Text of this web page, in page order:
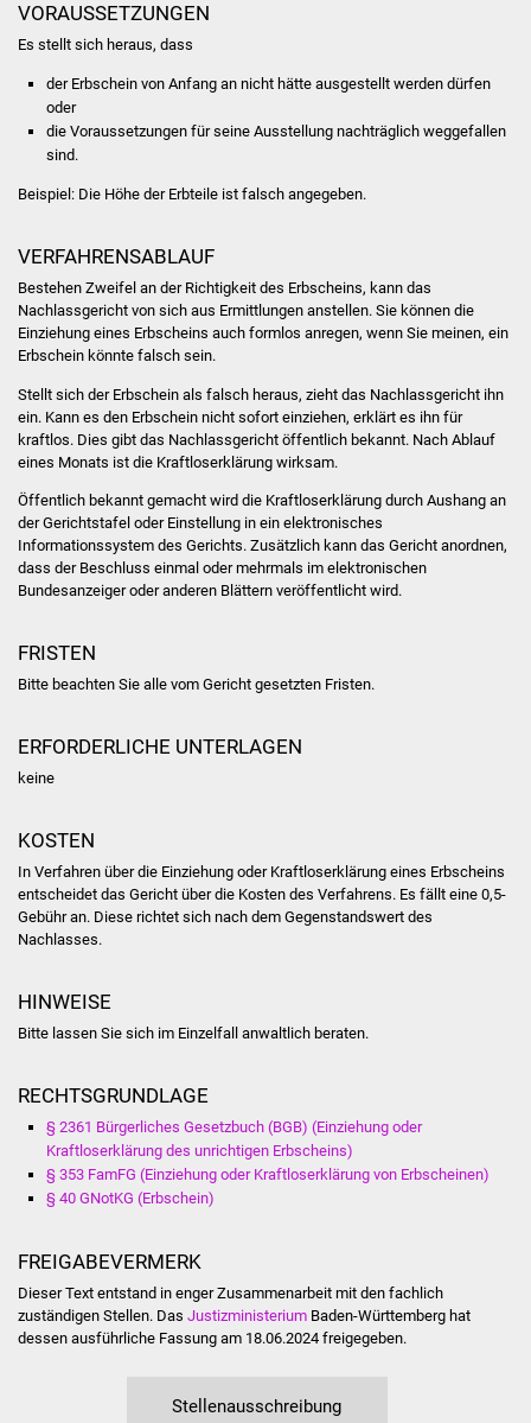
Projekte
Sanierung Hallenbad
Sanierung Bizethalle
Ortsentwicklung
Presse
Formulare
Kolping-Musikschule
Kirchen
VORAUSSETZUNGEN
Es stellt sich heraus, dass
der Erbschein von Anfang an nicht hätte ausgestellt werden dürfen
oder
die Voraussetzungen für seine Ausstellung nachträglich weggefallen
sind.
Beispiel: Die Höhe der Erbteile ist falsch angegeben.
VERFAHRENSABLAUF
Bestehen Zweifel an der Richtigkeit des Erbscheins, kann das
Nachlassgericht von sich aus Ermittlungen anstellen. Sie können die
Einziehung eines Erbscheins auch formlos anregen, wenn Sie meinen, ein
Erbschein könnte falsch sein.
Stellt sich der Erbschein als falsch heraus, zieht das Nachlassgericht ihn
ein. Kann es den Erbschein nicht sofort einziehen, erklärt es ihn für
kraftlos. Dies gibt das Nachlassgericht öffentlich bekannt. Nach Ablauf
eines Monats ist die Kraftloserklärung wirksam.
Öffentlich bekannt gemacht wird die Kraftloserklärung durch Aushang an
der Gerichtstafel oder Einstellung in ein elektronisches
Informationssystem des Gerichts. Zusätzlich kann das Gericht anordnen,
dass der Beschluss einmal oder mehrmals im elektronischen
Bundesanzeiger oder anderen Blättern veröffentlicht wird.
FRISTEN
Bitte beachten Sie alle vom Gericht gesetzten Fristen.
ERFORDERLICHE UNTERLAGEN
keine
KOSTEN
In Verfahren über die Einziehung oder Kraftloserklärung eines Erbscheins
entscheidet das Gericht über die Kosten des Verfahrens. Es fällt eine 0,5-
Gebühr an. Diese richtet sich nach dem Gegenstandswert des
Nachlasses.
HINWEISE
Bitte lassen Sie sich im Einzelfall anwaltlich beraten.
RECHTSGRUNDLAGE
§ 2361 Bürgerliches Gesetzbuch (BGB) (Einziehung oder
Kraftloserklärung des unrichtigen Erbscheins)
§ 353 FamFG (Einziehung oder Kraftloserklärung von Erbscheinen)
§ 40 GNotKG (Erbschein)
FREIGABEVERMERK
Dieser Text entstand in enger Zusammenarbeit mit den fachlich
zuständigen Stellen. Das JustizministeriumBaden-Württemberg hat
dessen ausführliche Fassung am 18.06.2024 freigegeben.
Stellenausschreibung